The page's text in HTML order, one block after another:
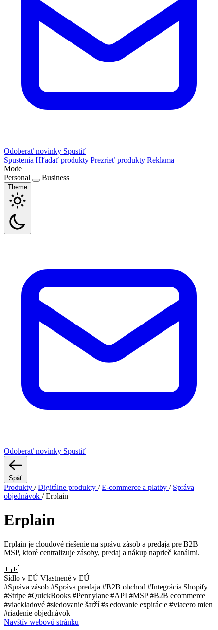
Odoberať novinky Spustiť
Spustenia Hľadať produkty Prezrieť produkty Reklama
Mode
Personal
Business
Theme
Odoberať novinky Spustiť
Späť
Produkty / Digitálne produkty / E-commerce a platby / Správa
objednávok / Erplain
Erplain
Erplain je cloudové riešenie na správu zásob a predaja pre B2B
MSP, ktoré centralizuje zásoby, predaj a nákup naprieč kanálmi.
🇫🇷
Sídlo v EÚ Vlastnené v EÚ
#Správa zásob #Správa predaja #B2B obchod #Integrácia Shopify
#Stripe #QuickBooks #Pennylane #API #MSP#B2B ecommerce
#viackladové #sledovanie šarží#sledovanie expirácie #viacero mien
#riadenie objednávok
Navštív webovú stránku